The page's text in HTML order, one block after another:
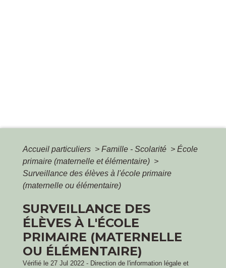
Accueil particuliers > Famille - Scolarité > École
primaire (maternelle et élémentaire) >
Surveillance des élèves à l'école primaire
(maternelle ou élémentaire)
SURVEILLANCE DES
ÉLÈVES À L'ÉCOLE
PRIMAIRE (MATERNELLE
OU ÉLÉMENTAIRE)
Vérifié le 27 Jul 2022 - Direction de l'information légale et